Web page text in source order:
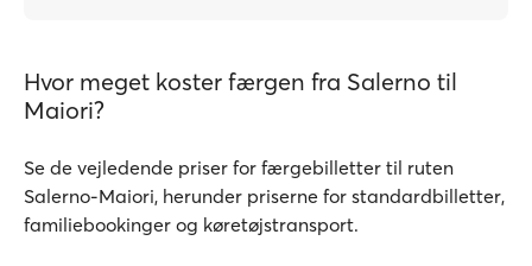
Hvor meget koster færgen fra Salerno til
Maiori?
Se de vejledende priser for færgebilletter til ruten
Salerno-Maiori, herunder priserne for standardbilletter,
familiebookinger og køretøjstransport.